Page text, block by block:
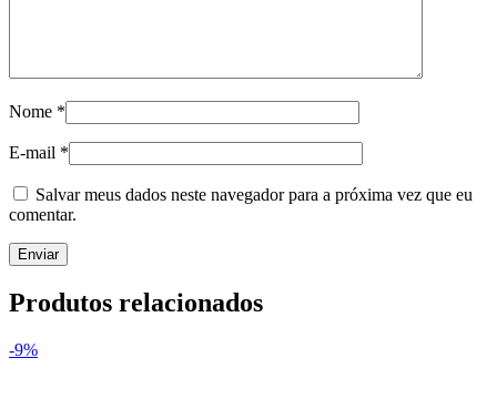
Nome *
E-mail *
Salvar meus dados neste navegador para a próxima vez que eu
comentar.
Produtos relacionados
-9%